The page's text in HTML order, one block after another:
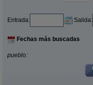
Entrada: Salida:
Fechas más buscadas
pueblo: